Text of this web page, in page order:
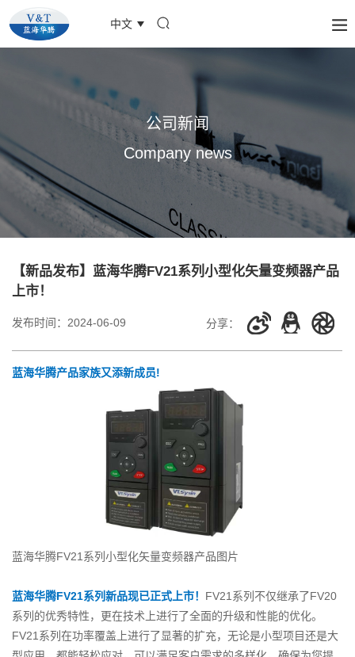
中文
公司新闻
Company news
【新品发布】蓝海华腾FV21系列小型化矢量变频器产品
上市！
发布时间： 2024-06-09 分享：
蓝海华腾产品家族又添新成员!
蓝海华腾FV21系列小型化矢量变频器产品图片
蓝海华腾FV21系列新品现已正式上市！ FV21系列不仅继承了FV20
系列的优秀特性，更在技术上进行了全面的升级和性能的优化。
FV21系列在功率覆盖上进行了显著的扩充，无论是小型项目还是大